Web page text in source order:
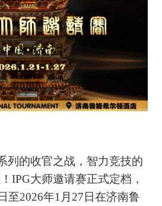
列的收官之战，智力竞技的
IPG大师邀请赛正式定档，
至2026年1月27日在济南鲁